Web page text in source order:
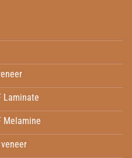
Laminate
Melamine